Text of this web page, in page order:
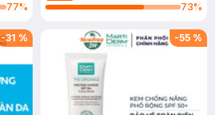
77%
73%
-31 % -55 %